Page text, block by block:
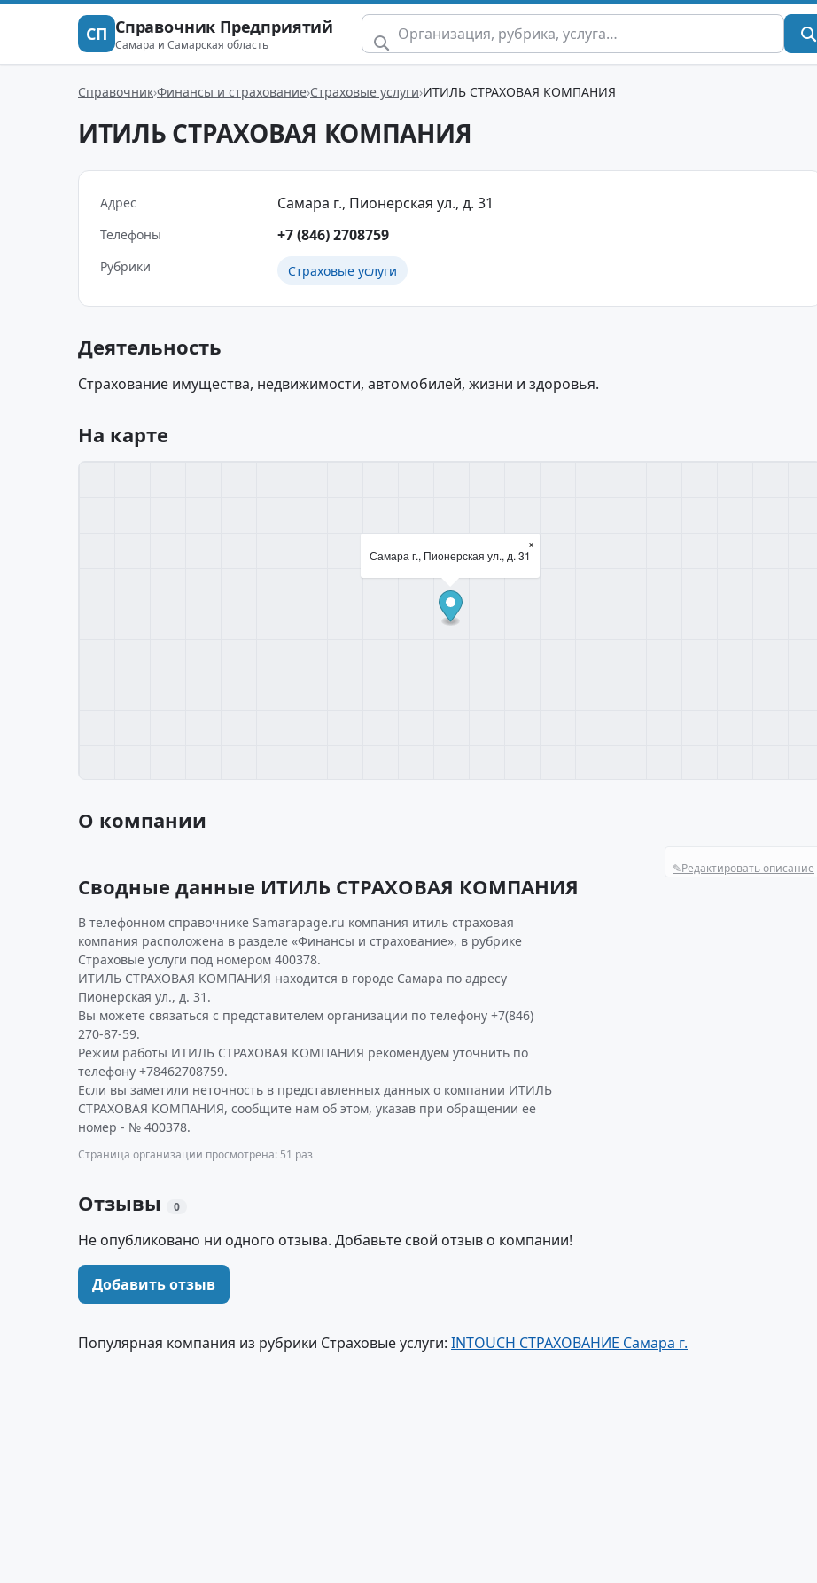
СП Справочник Предприятий
Самара и Самарская область
Справочник Финансы и страхование Страховые услуги ИТИЛЬ СТРАХОВАЯ КОМПАНИЯ
ИТИЛЬ СТРАХОВАЯ КОМПАНИЯ
Адрес Самара г., Пионерская ул., д. 31
Телефоны +7 (846) 2708759
Рубрики Страховые услуги
Деятельность
Страхование имущества, недвижимости, автомобилей, жизни и здоровья.
На карте
Самара г., Пионерская ул., д. 31
×
О компании
✎Редактировать описание
Сводные данные ИТИЛЬ СТРАХОВАЯ КОМПАНИЯ
В телефонном справочнике Samarapage.ru компания итиль страховая
компания расположена в разделе «Финансы и страхование», в рубрике
Страховые услуги под номером 400378.
ИТИЛЬ СТРАХОВАЯ КОМПАНИЯ находится в городе Самара по адресу
Пионерская ул., д. 31.
Вы можете связаться с представителем организации по телефону +7(846)
270-87-59.
Режим работы ИТИЛЬ СТРАХОВАЯ КОМПАНИЯ рекомендуем уточнить по
телефону +78462708759.
Если вы заметили неточность в представленных данных о компании ИТИЛЬ
СТРАХОВАЯ КОМПАНИЯ, сообщите нам об этом, указав при обращении ее
номер - № 400378.
Страница организации просмотрена: 51 раз
Отзывы 0
Не опубликовано ни одного отзыва. Добавьте свой отзыв о компании!
Добавить отзыв
Популярная компания из рубрики Страховые услуги: INTOUCH СТРАХОВАНИЕ Самара г.